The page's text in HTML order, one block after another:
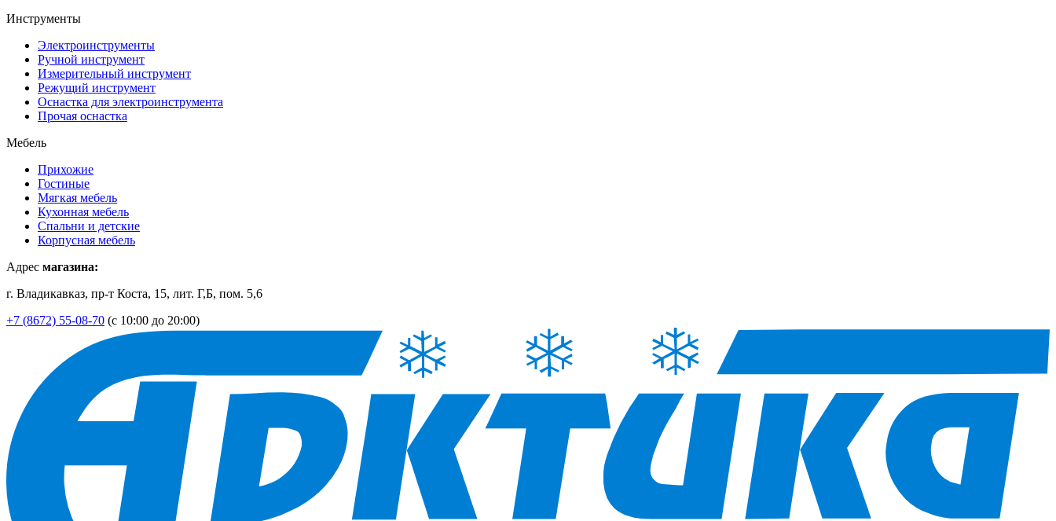
Инструменты
Электроинструменты
Ручной инструмент
Измерительный инструмент
Режущий инструмент
Оснастка для электроинструмента
Прочая оснастка
Мебель
Прихожие
Гостиные
Мягкая мебель
Кухонная мебель
Спальни и детские
Корпусная мебель
Адрес магазина:
г. Владикавказ, пр-т Коста, 15, лит. Г,Б, пом. 5,6
+7 (8672) 55-08-70 (с 10:00 до 20:00)